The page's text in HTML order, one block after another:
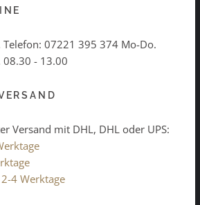
07221 395 374 Mo-Do.
- 13.00
Versand mit DHL, DHL oder UPS:
2-4 Werktage